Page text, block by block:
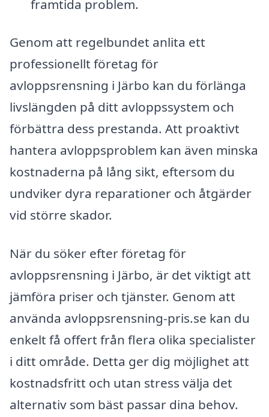
framtida problem.
Genom att regelbundet anlita ett
professionellt företag för
avloppsrensning i Järbo kan du förlänga
livslängden på ditt avloppssystem och
förbättra dess prestanda. Att proaktivt
hantera avloppsproblem kan även minska
kostnaderna på lång sikt, eftersom du
undviker dyra reparationer och åtgärder
vid större skador.
När du söker efter företag för
avloppsrensning i Järbo, är det viktigt att
jämföra priser och tjänster. Genom att
använda avloppsrensning-pris.se kan du
enkelt få offert från flera olika specialister
i ditt område. Detta ger dig möjlighet att
kostnadsfritt och utan stress välja det
alternativ som bäst passar dina behov.